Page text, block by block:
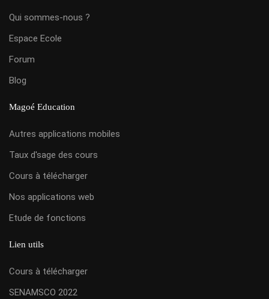
Qui sommes-nous ?
Espace Ecole
Forum
Blog
Magoé Education
Autres applications mobiles
Taux d'sage des cours
Cours à télécharger
Nos applications web
Etude de fonctions
Lien utils
Cours à télécharger
SENAMSCO 2022